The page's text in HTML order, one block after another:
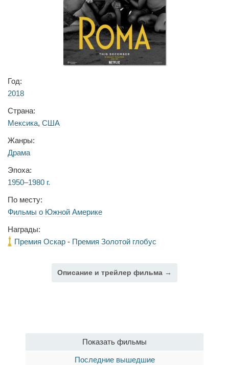
Год:
2018
Страна:
Мексика, США
Жанры:
Драма
Эпоха:
1950–1980 г.
По месту:
Фильмы о Южной Америке
Награды:
Премия Оскар- Премия Золотой глобус
Описание и трейлер фильма →
Показать фильмы
Последние вышедшие